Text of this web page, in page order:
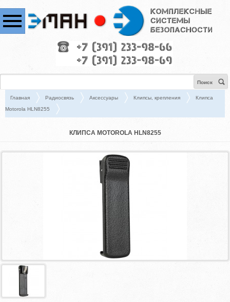
Поиск
Главная Радиосвязь Аксессуары Клипсы, крепления
Клипса
Motorola HLN8255
КЛИПСА MOTOROLA HLN8255